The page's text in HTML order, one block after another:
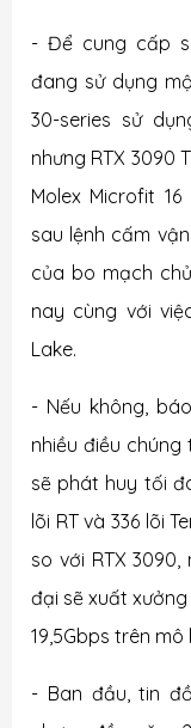
- Để cung cấp
đang sử dụng
30-series sử
nhưng RTX 3090
Molex Microfit
sau lệnh cấm
của bo mạch
nay cùng với
Lake.
- Nếu không,
nhiều điều
sẽ phát huy tối
lõi RT và 336 lõi
so với RTX
đại sẽ xuất
19,5Gbps trên mô
- Ban đầu, tin